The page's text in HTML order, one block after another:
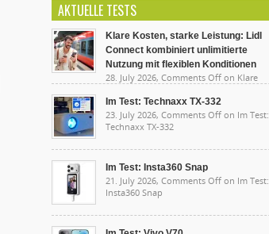
AKTUELLE TESTS
Klare Kosten, starke Leistung: Lidl
Connect kombiniert unlimitierte
Nutzung mit flexiblen Konditionen
28. July 2026, Comments Off on Klare
unlimitierte Nutzung mit flexiblen Konditionen
Im Test: Technaxx TX-332
23. July 2026, Comments Off on Im Test:
Technaxx TX-332
Im Test: Insta360 Snap
21. July 2026, Comments Off on Im Test:
Insta360 Snap